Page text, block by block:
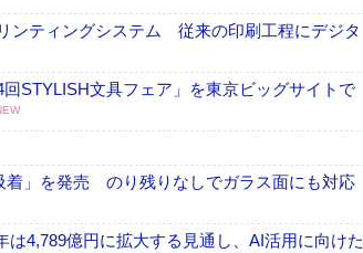
ンティングシステム 従来の印刷工程にデジタ
STYLISH文具フェア」を東京ビッグサイトで
」を発売 のり残りなしでガラス面にも対応
4,789億円に拡大する見通し、AI活用に向けた